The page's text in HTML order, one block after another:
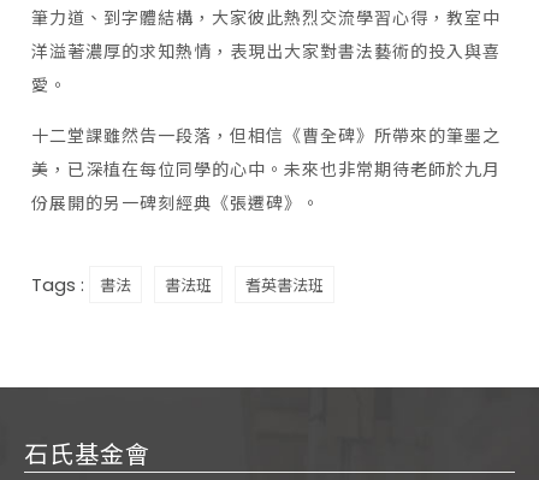
筆力道、到字體結構，大家彼此熱烈交流學習心得，教室中
洋溢著濃厚的求知熱情，表現出大家對書法藝術的投入與喜
愛。
十二堂課雖然告一段落，但相信《曹全碑》所帶來的筆墨之
美，已深植在每位同學的心中。未來也非常期待老師於九月
份展開的另一碑刻經典《張遷碑》。
Tags : 書法 書法班 耆英書法班
石氏基金會